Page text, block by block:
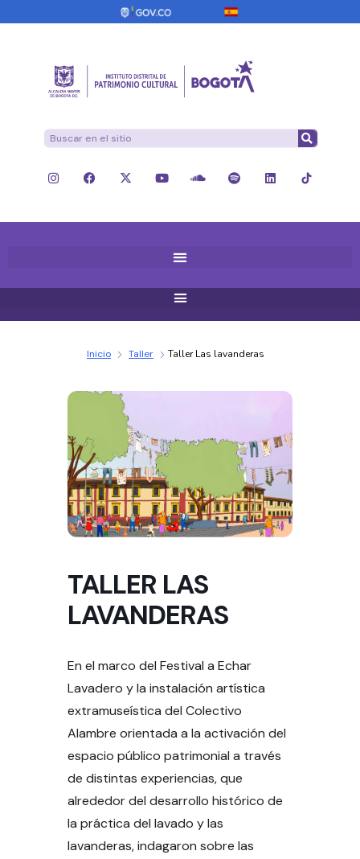
Inicio Taller Taller Las lavanderas
TALLER LAS
LAVANDERAS
En el marco del Festival a Echar
Lavadero y la instalación artística
extramuseística del Colectivo
Alambre orientada a la activación del
espacio público patrimonial a través
de distintas experiencias, que
alrededor del desarrollo histórico de
la práctica del lavado y las
lavanderas, indagaron sobre las